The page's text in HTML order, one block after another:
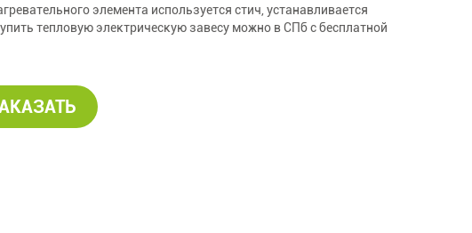
элемента используется стич, устанавливается
тепловую электрическую завесу можно в СПб с бесплатной